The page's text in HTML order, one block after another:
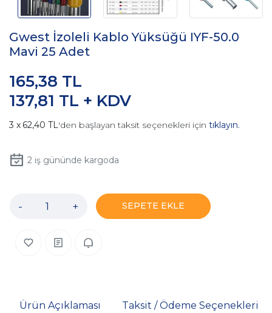
Gwest İzoleli Kablo Yüksüğü IYF-50.0
Mavi 25 Adet
137,81 TL + KDV
165,38 TL
62,40 TL'den başlayan taksit seçenekleri için tıklayın.
2iş gününde kargoda
- + SEPETE EKLE
Ürün Açıklaması Taksit / Ödeme Seçenekleri